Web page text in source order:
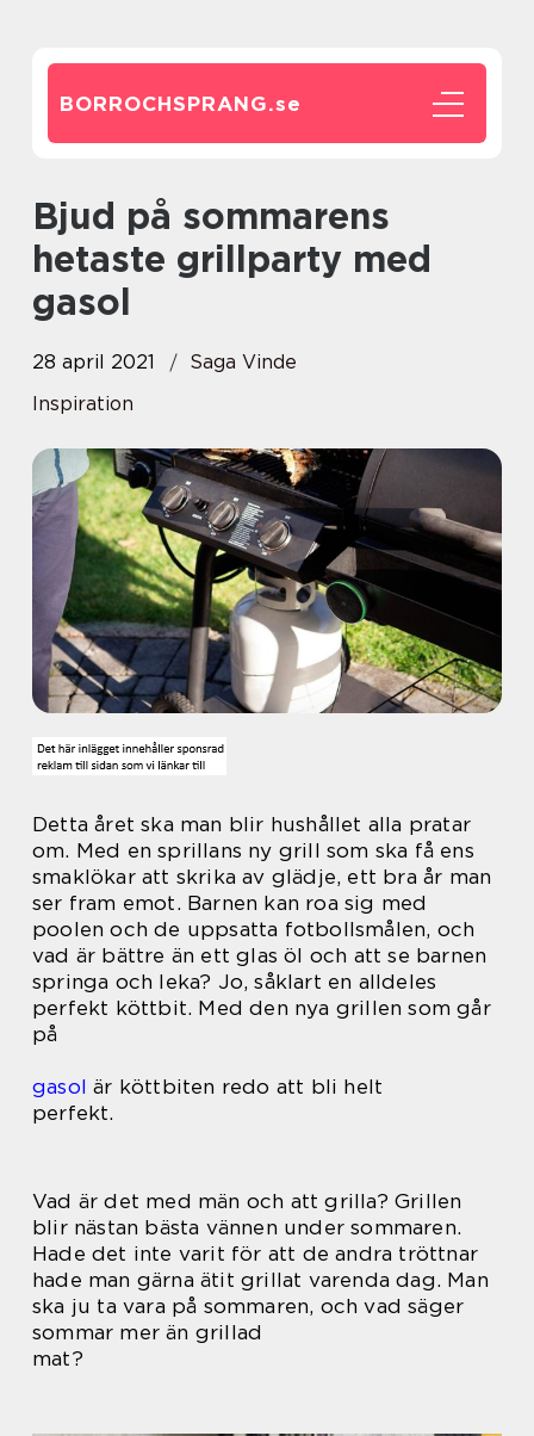
BORROCHSPRANG.se
Bjud på sommarens
hetaste grillparty med
gasol
28 april 2021
Saga Vinde
Inspiration
Detta året ska man blir hushållet alla pratar
om. Med en sprillans ny grill som ska få ens
smaklökar att skrika av glädje, ett bra år man
ser fram emot. Barnen kan roa sig med
poolen och de uppsatta fotbollsmålen, och
vad är bättre än ett glas öl och att se barnen
springa och leka? Jo, såklart en alldeles
perfekt köttbit. Med den nya grillen som går
på
gasol är köttbiten redo att bli helt
perfekt.
Vad är det med män och att grilla? Grillen
blir nästan bästa vännen under sommaren.
Hade det inte varit för att de andra tröttnar
hade man gärna ätit grillat varenda dag. Man
ska ju ta vara på sommaren, och vad säger
sommar mer än grillad
mat?